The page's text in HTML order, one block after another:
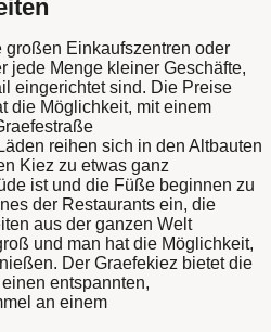
großen Einkaufszentren oder
jede Menge kleiner Geschäfte,
eingerichtet sind. Die Preise
die Möglichkeit, mit einem
reihen sich in den Altbauten
Kiez zu etwas ganz
ist und die Füße beginnen zu
der Restaurants ein, die
aus der ganzen Welt
und man hat die Möglichkeit,
Der Graefekiez bietet die
entspannten,
an einem